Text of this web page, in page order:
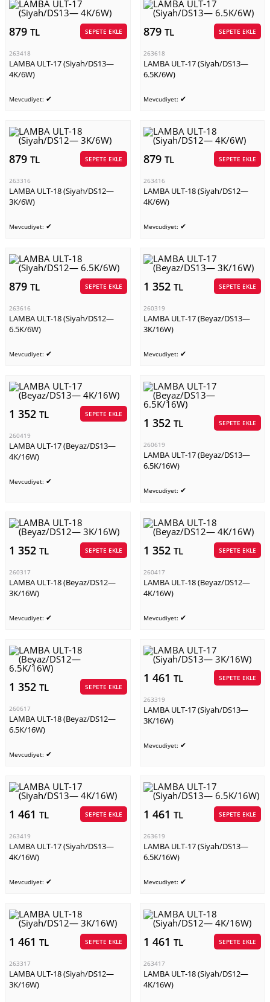
879 TL SEPETE EKLE
263418
LAMBA ULT-17 (Siyah/DS13—
4K/6W)
Mevcudiyet: ✔
879 TL SEPETE EKLE
263618
LAMBA ULT-17 (Siyah/DS13—
6.5K/6W)
Mevcudiyet: ✔
879 TL SEPETE EKLE
263316
LAMBA ULT-18 (Siyah/DS12—
3K/6W)
Mevcudiyet: ✔
879 TL SEPETE EKLE
263416
LAMBA ULT-18 (Siyah/DS12—
4K/6W)
Mevcudiyet: ✔
879 TL SEPETE EKLE
263616
LAMBA ULT-18 (Siyah/DS12—
6.5K/6W)
Mevcudiyet: ✔
1 352 TL SEPETE EKLE
260319
LAMBA ULT-17 (Beyaz/DS13—
3K/16W)
Mevcudiyet: ✔
1 352 TL SEPETE EKLE
260419
LAMBA ULT-17 (Beyaz/DS13—
4K/16W)
Mevcudiyet: ✔
1 352 TL SEPETE EKLE
260619
LAMBA ULT-17 (Beyaz/DS13—
6.5K/16W)
Mevcudiyet: ✔
1 352 TL SEPETE EKLE
260317
LAMBA ULT-18 (Beyaz/DS12—
3K/16W)
Mevcudiyet: ✔
1 352 TL SEPETE EKLE
260417
LAMBA ULT-18 (Beyaz/DS12—
4K/16W)
Mevcudiyet: ✔
1 352 TL SEPETE EKLE
260617
LAMBA ULT-18 (Beyaz/DS12—
6.5K/16W)
Mevcudiyet: ✔
1 461 TL SEPETE EKLE
263319
LAMBA ULT-17 (Siyah/DS13—
3K/16W)
Mevcudiyet: ✔
1 461 TL SEPETE EKLE
263419
LAMBA ULT-17 (Siyah/DS13—
4K/16W)
Mevcudiyet: ✔
1 461 TL SEPETE EKLE
263619
LAMBA ULT-17 (Siyah/DS13—
6.5K/16W)
Mevcudiyet: ✔
1 461 TL SEPETE EKLE
263317
LAMBA ULT-18 (Siyah/DS12—
3K/16W)
1 461 TL SEPETE EKLE
263417
LAMBA ULT-18 (Siyah/DS12—
4K/16W)